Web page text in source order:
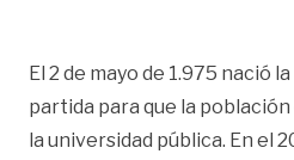
El 2 de mayo de 1.975 nació
partida para que la
la universidad pública. En el